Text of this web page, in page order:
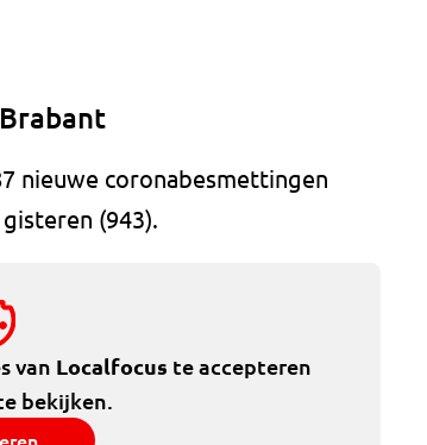
nieuwe coronabesmettingen
(943).
van Localfocus te accepteren
bekijken.